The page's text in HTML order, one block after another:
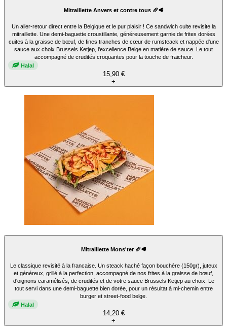
Mitraillette Anvers et contre tous 🥖🥩
Un aller-retour direct entre la Belgique et le pur plaisir ! Ce sandwich culte revisite la
mitraillette. Une demi-baguette croustillante, généreusement garnie de frites dorées
cuites à la graisse de bœuf, de fines tranches de cœur de rumsteack et nappée d'une
sauce aux choix Brussels Ketjep, l'excellence Belge en matière de sauce. Le tout
accompagné de crudités croquantes pour la touche de fraicheur.
Halal
15,90 €
+
Mitraillette Mons'ter 🥖🥩
Le classique revisité à la francaise. Un steack haché façon bouchère (150gr), juteux
et généreux, grillé à la perfection, accompagné de nos frites à la graisse de bœuf,
d'oignons caramélisés, de crudités et de votre sauce Brussels Ketjep au choix. Le
tout servi dans une demi-baguette bien dorée, pour un résultat à mi-chemin entre
burger et street-food belge.
Halal
14,20 €
+